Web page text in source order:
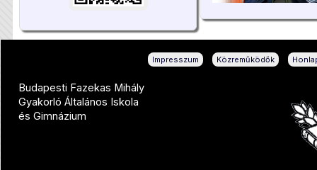
Impresszum Közreműködők
Budapesti Fazekas Mihály
Gyakorló Általános Iskola
és Gimnázium